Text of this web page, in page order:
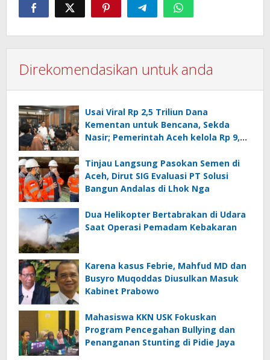
Direkomendasikan untuk anda
Usai Viral Rp 2,5 Triliun Dana
Kementan untuk Bencana, Sekda
Nasir; Pemerintah Aceh kelola Rp 9,7
Tinjau Langsung Pasokan Semen di
Aceh, Dirut SIG Evaluasi PT Solusi
Bangun Andalas di Lhok Nga
Dua Helikopter Bertabrakan di Udara
Saat Operasi Pemadam Kebakaran
Karena kasus Febrie, Mahfud MD dan
Busyro Muqoddas Diusulkan Masuk
Kabinet Prabowo
Mahasiswa KKN USK Fokuskan
Program Pencegahan Bullying dan
Penanganan Stunting di Pidie Jaya